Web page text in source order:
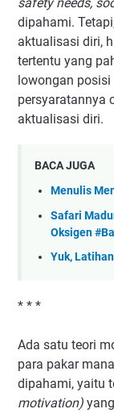
dipahami.
aktualisasi diri,
tertentu yang
lowongan
persyaratannya
aktualisasi diri.
BACA JUGA
Menulis
Safari
Oksigen
Yuk,
* * *
Ada satu teori
para pakar
dipahami, yaitu
motivation)